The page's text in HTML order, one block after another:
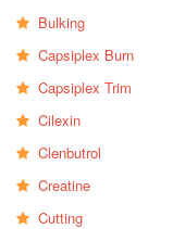
Bulking
Capsiplex Burn
Capsiplex Trim
Cilexin
Clenbutrol
Creatine
Cutting